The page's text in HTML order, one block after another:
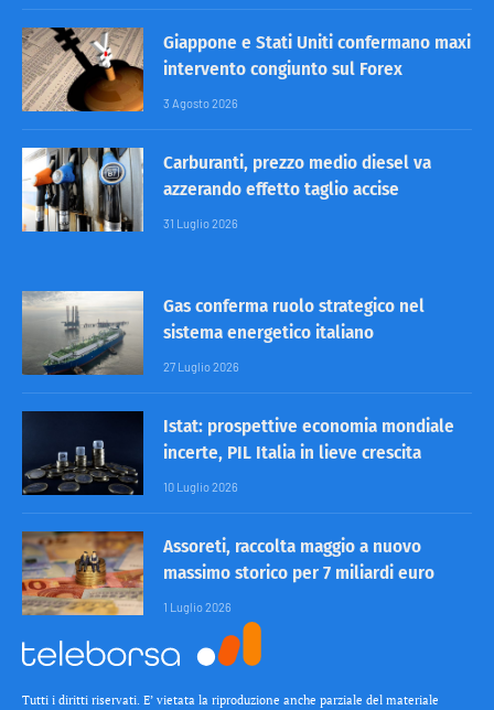
Giappone e Stati Uniti confermano maxi
intervento congiunto sul Forex
3 Agosto 2026
Carburanti, prezzo medio diesel va
azzerando effetto taglio accise
31 Luglio 2026
Gas conferma ruolo strategico nel
sistema energetico italiano
27 Luglio 2026
Istat: prospettive economia mondiale
incerte, PIL Italia in lieve crescita
10 Luglio 2026
Assoreti, raccolta maggio a nuovo
massimo storico per 7 miliardi euro
1 Luglio 2026
Tutti i diritti riservati. E’ vietata la riproduzione anche parziale del materiale